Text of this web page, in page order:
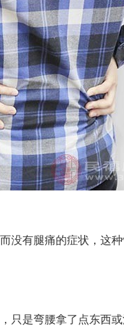
有腿痛的症状，这种
是弯腰拿了点东西或